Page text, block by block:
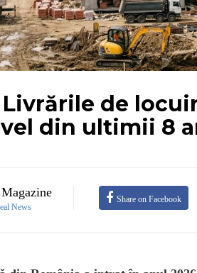
Livrările de
din ultimii 8
News
Share on Facebook